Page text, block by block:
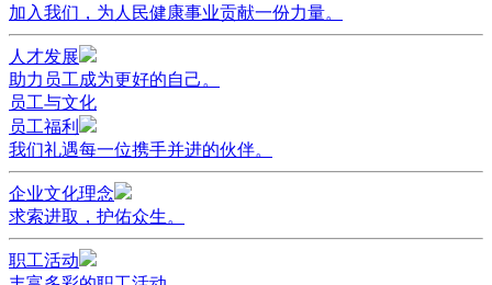
加入我们，为人民健康事业贡献一份力量。
人才发展
助力员工成为更好的自己。
员工与文化
员工福利
我们礼遇每一位携手并进的伙伴。
企业文化理念
求索进取，护佑众生。
职工活动